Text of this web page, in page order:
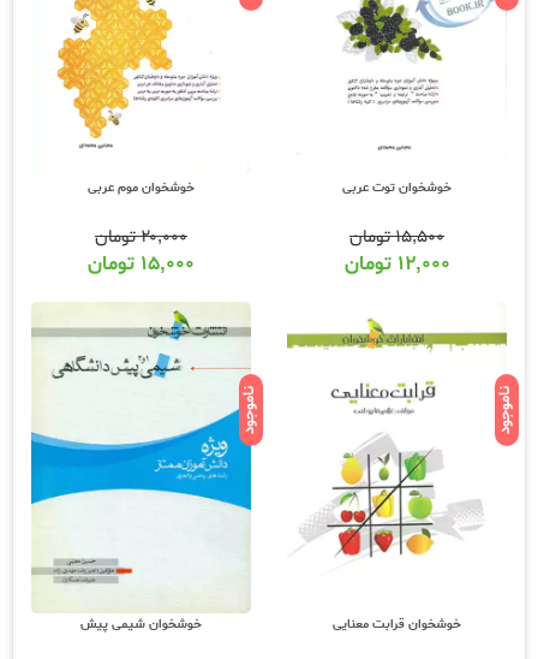
خوشخوان توت عربی
۱۵,۵۰۰تومان
۱۲,۰۰۰ تومان
خوشخوان موم عربی
۲۰,۰۰۰تومان
۱۵,۰۰۰ تومان
ناموجود
خوشخوان قرابت معنایی
ناموجود
خوشخوان شیمی پیش